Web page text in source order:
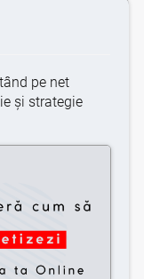
pe net
și strategie